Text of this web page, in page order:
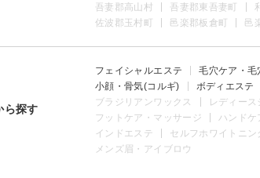
吾妻郡高山村
吾妻郡東吾妻町
佐波郡玉村町
邑楽郡板倉町 邑
ら探す
フェイシャルエステ 毛穴ケア・毛
小顔・骨気(コルギ)
ボディエステ
ブラジリアンワックス
レディー
フットケア・マッサージ
ハンドケ
インドエステ
セルフホワイトニン
メンズ眉・アイブロウ